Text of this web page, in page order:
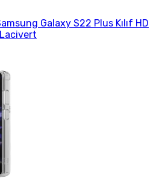
Galaxy S22 Plus Kılıf HD